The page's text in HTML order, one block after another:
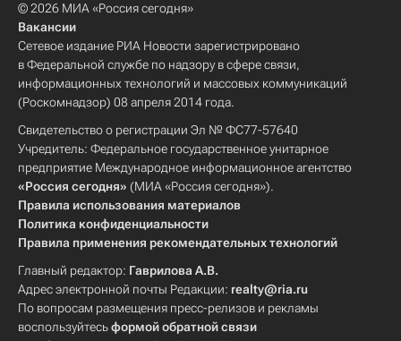
© 2026 МИА «Россия сегодня»
Вакансии
Сетевое издание РИА Новости зарегистрировано
в Федеральной службе по надзору в сфере связи,
информационных технологий и массовых коммуникаций
(Роскомнадзор) 08 апреля 2014 года.
Свидетельство о регистрации Эл № ФС77-57640
Учредитель: Федеральное государственное унитарное
предприятие Международное информационное агентство
«Россия сегодня» (МИА «Россия сегодня»).
Правила использования материалов
Политика конфиденциальности
Правила применения рекомендательных технологий
Главный редактор: Гаврилова А.В.
Адрес электронной почты Редакции: realty@ria.ru
По вопросам размещения пресс-релизов и рекламы
воспользуйтесьформой обратной связи